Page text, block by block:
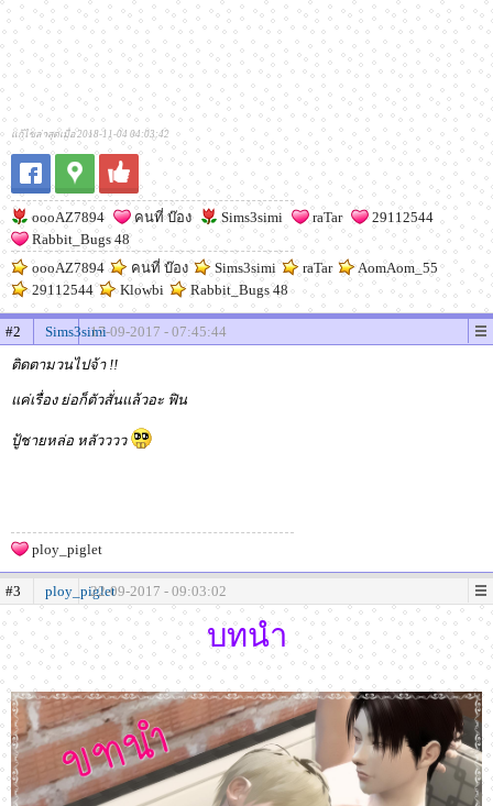
แก้ไขล่าสุดเมื่อ 2018-11-04 04:03:42
oooAZ7894 คนที่ บ๊อง Sims3simi raTar
29112544
Rabbit_Bugs 48
oooAZ7894
คนที่ บ๊อง Sims3simi raTar
AomAom_55
29112544
Klowbi Rabbit_Bugs 48
#2 Sims3simi17-09-2017 - 07:45:44
ติดตามวนไปจ้า !!
แค่เรื่อง ย่อก็ตัวสั่นแล้วอะ ฟิน
ปู้ชายหล่อ หลัวววว
ploy_piglet
#3 ploy_piglet22-09-2017 - 09:03:02
บทนำ